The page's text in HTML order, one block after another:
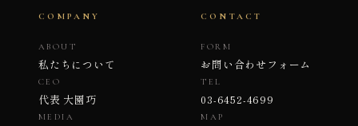
COMPANY
ABOUT
私たちについて
CEO
代表 大園巧
MEDIA
CONTACT
FORM
お問い合わせフォーム
TEL
03-6452-4699
MAP